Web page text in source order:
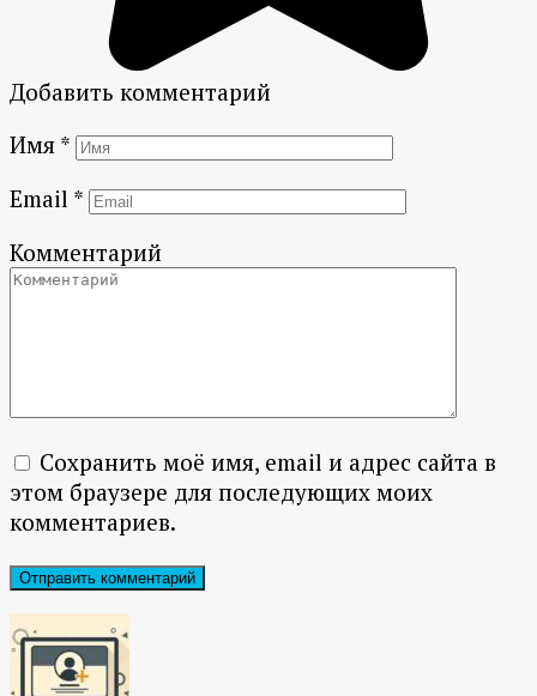
Добавить комментарий
Имя *
Email *
Комментарий
Сохранить моё имя, email и адрес сайта в
этом браузере для последующих моих
комментариев.